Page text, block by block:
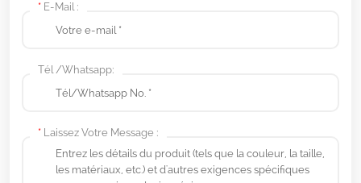
* E-Mail :
Tél /Whatsapp:
* Laissez Votre Message :